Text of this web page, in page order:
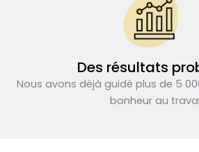
Des résultats
Nous avons déjà guidé plus de 5
bonheur au